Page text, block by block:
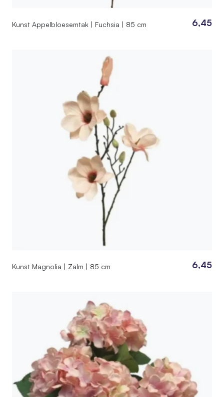
Kunst Appelbloesemtak | Fuchsia | 85 cm 6,45
Kunst Magnolia | Zalm | 85 cm 6,45